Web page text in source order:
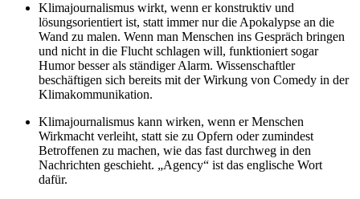
Klimajournalismus wirkt, wenn er konstruktiv und
lösungsorientiert ist, statt immer nur die Apokalypse an die
Wand zu malen. Wenn man Menschen ins Gespräch bringen
und nicht in die Flucht schlagen will, funktioniert sogar
Humor besser als ständiger Alarm. Wissenschaftler
beschäftigen sich bereits mit der Wirkung von Comedy in der
Klimakommunikation.
Klimajournalismus kann wirken, wenn er Menschen
Wirkmacht verleiht, statt sie zu Opfern oder zumindest
Betroffenen zu machen, wie das fast durchweg in den
Nachrichten geschieht. „Agency“ ist das englische Wort
dafür.